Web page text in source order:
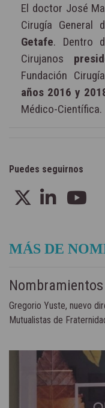
El doctor José
Cirugía General
Getafe. Dentro
Cirujanos
Fundación
años 2016 y
Médico-Científica.
Puedes seguirnos
MÁS DE
Nombramientos
Gregorio Yuste, nuevo
Mutualistas de